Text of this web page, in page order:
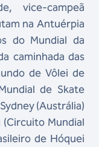
vice-campeã
na Antuérpia
do Mundial da
caminhada das
de Vôlei de
de Skate
(Austrália)
Mundial
de Hóquei